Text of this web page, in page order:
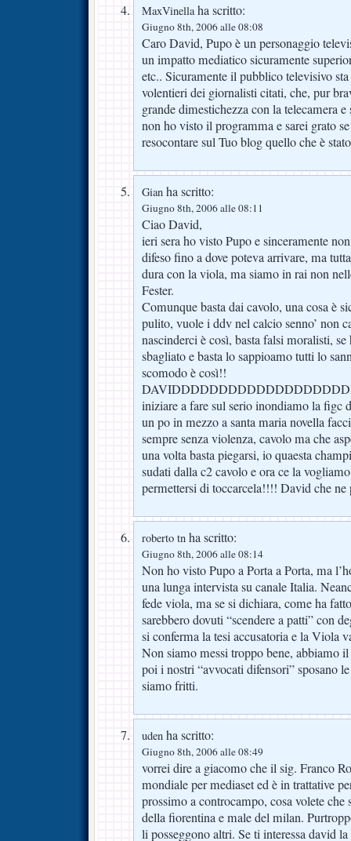
MaxVinellaha scritto:
Giugno 8th, 2006 alle 08:08
Caro David, Pupo è un personaggio
un impatto mediatico sicuramente
etc.. Sicuramente il pubblico televisivo
volentieri dei giornalisti citati, che, pur
grande dimestichezza con la telecamera
non ho visto il programma e sarei grato
resocontare sul Tuo blog quello che è
Gian ha scritto:
Giugno 8th, 2006 alle 08:11
Ciao David,
ieri sera ho visto Pupo e sinceramente
difeso fino a dove poteva arrivare, ma
dura con la viola, ma siamo in rai non
Fester.
Comunque basta dai cavolo, una cosa è
pulito, vuole i ddv nel calcio senno’ non
nascinderci è così, basta falsi moralisti,
sbagliato e basta lo sappioamo tutti lo
scomodo è così!!
iniziare a fare sul serio inondiamo la figc
un po in mezzo a santa maria novella
sempre senza violenza, cavolo ma che
una volta basta piegarsi, io quaesta
sudati dalla c2 cavolo e ora ce la
permettersi di toccarcela!!!! David che ne
roberto tn ha scritto:
Giugno 8th, 2006 alle 08:14
Non ho visto Pupo a Porta a Porta, ma
una lunga intervista su canale Italia.
fede viola, ma se si dichiara, come ha
sarebbero dovuti “scendere a patti” con
si conferma la tesi accusatoria e la Viola
Non siamo messi troppo bene, abbiamo
poi i nostri “avvocati difensori” sposano
siamo fritti.
uden ha scritto:
Giugno 8th, 2006 alle 08:49
vorrei dire a giacomo che il sig. Franco
mondiale per mediaset ed è in trattative
prossimo a controcampo, cosa volete che
della fiorentina e male del milan.
li posseggono altri. Se ti interessa david